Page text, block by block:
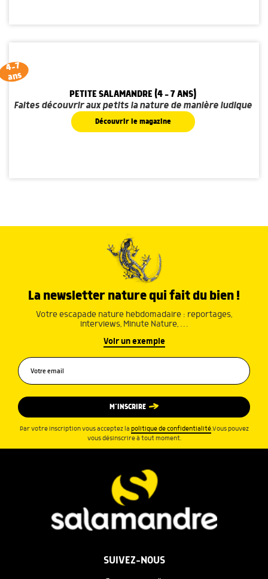
4-7
ans
PETITE SALAMANDRE (4 - 7 ANS)
Faites découvrir aux petits la nature de manière ludique
Découvrir le magazine
La newsletter nature qui fait du bien !
Votre escapade nature hebdomadaire : reportages,
interviews, Minute Nature, …
Voir un exemple
M’INSCRIRE
Par votre inscription vous acceptez la politique de confidentialité.Vous pouvez
vous désinscrire à tout moment.
SUIVEZ-NOUS